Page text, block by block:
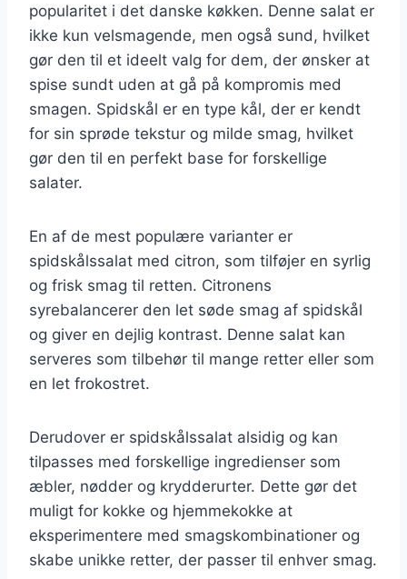
popularitet i det danske køkken. Denne salat er
ikke kun velsmagende, men også sund, hvilket
gør den til et ideelt valg for dem, der ønsker at
spise sundt uden at gå på kompromis med
smagen. Spidskål er en type kål, der er kendt
for sin sprøde tekstur og milde smag, hvilket
gør den til en perfekt base for forskellige
salater.
En af de mest populære varianter er
spidskålssalat med citron, som tilføjer en syrlig
og frisk smag til retten. Citronens
syrebalancerer den let søde smag af spidskål
og giver en dejlig kontrast. Denne salat kan
serveres som tilbehør til mange retter eller som
en let frokostret.
Derudover er spidskålssalat alsidig og kan
tilpasses med forskellige ingredienser som
æbler, nødder og krydderurter. Dette gør det
muligt for kokke og hjemmekokke at
eksperimentere med smagskombinationer og
skabe unikke retter, der passer til enhver smag.